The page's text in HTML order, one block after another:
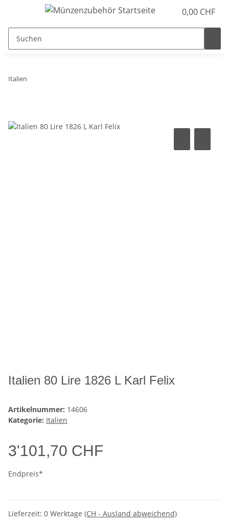
0,00 CHF
Italien
Italien 80 Lire 1826 L Karl Felix
Artikelnummer: 14606
Kategorie: Italien
3'101,70 CHF
Endpreis*
Lieferzeit: 0 Werktage (CH - Ausland abweichend)